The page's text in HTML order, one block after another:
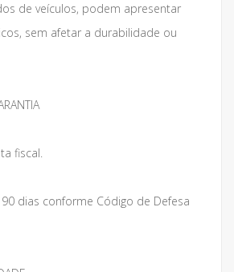
de veículos, podem apresentar
sem afetar a durabilidade ou
fiscal.
dias conforme Código de Defesa